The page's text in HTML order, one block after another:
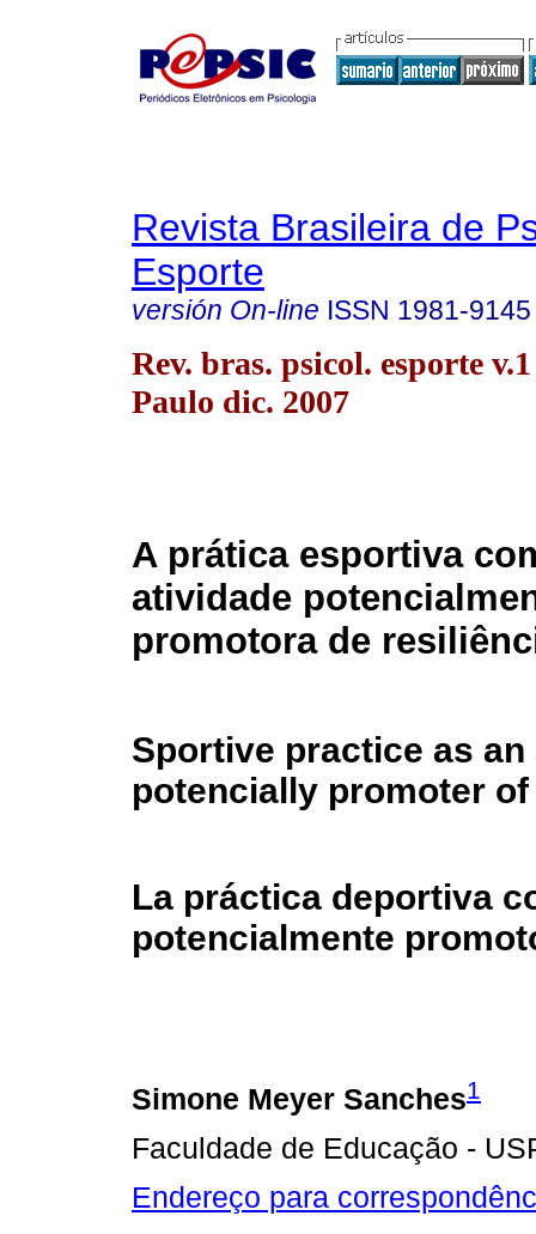
Revista Brasileira de
Esporte
versión On-line ISSN 1981-9145
Rev. bras. psicol. esporte
Paulo dic. 2007
A prática esportiva
atividade
promotora de
Sportive practice as
potencially promoter
La práctica deportiva
potencialmente
Simone Meyer Sanches1
Faculdade de Educação -
Endereço para